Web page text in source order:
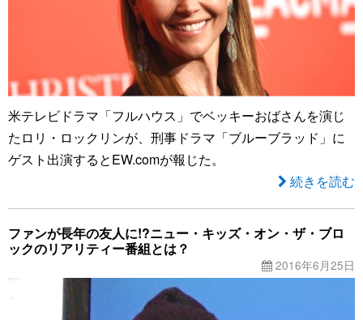
米テレビドラマ「フルハウス」でベッキーおばさんを演じ
たロリ・ロックリンが、刑事ドラマ「ブルーブラッド」に
ゲスト出演するとEW.comが報じた。
続きを読む
ファンが長年の友人に!?ニュー・キッズ・オン・ザ・ブロ
ックのリアリティー番組とは？
2016年6月25日